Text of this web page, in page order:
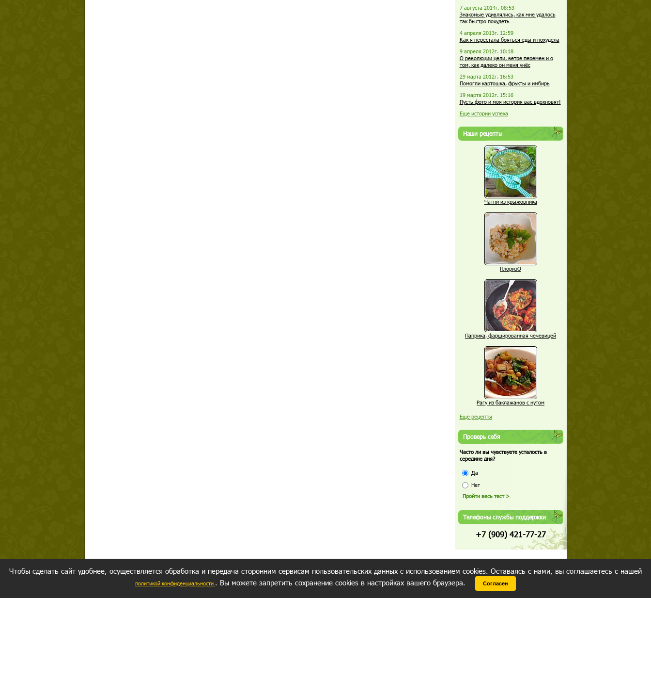
7 августа 2014г. 08:53
Знакомые удивлялись, как мне удалось
так быстро похудеть
4 апреля 2013г. 12:59
Как я перестала бояться еды и похудела
9 апреля 2012г. 10:18
О революции цели, ветре перемен и о
том, как далеко он меня унёс
29 марта 2012г. 16:53
Помогли картошка, фрукты и имбирь
19 марта 2012г. 15:16
Пусть фото и моя история вас вдохновят!
Еще истории успеха
Наши рецепты
Чатни из крыжовника
ПлоризО
Паприка, фаршированная чечевицей
Рагу из баклажанов с нутом
Еще рецепты
Проверь себя
Часто ли вы чувствуете усталость в
середине дня?
Да
Нет
Телефоны службы поддержки
+7 (909) 421-77-27
Чтобы сделать сайт удобнее, осуществляется обработка и передача сторонним сервисам пользовательских данных с использованием cookies. Оставаясь с нами, вы соглашаетесь с нашей
политикой конфиденциальности . Вы можете запретить сохранение cookies в настройках вашего браузера. Согласен